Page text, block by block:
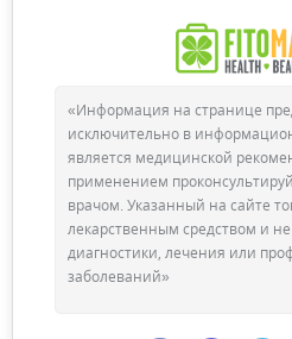
«Информация на странице
исключительно в
является медицинской
применением
врачом. Указанный на сайте
лекарственным средством и
диагностики, лечения или
заболеваний»